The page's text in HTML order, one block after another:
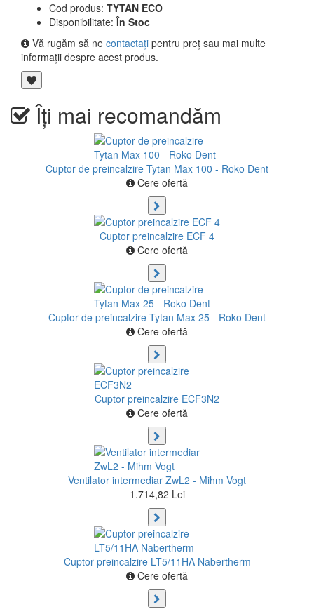
Cod produs: TYTAN ECO
Disponibilitate: În Stoc
Vă rugăm să ne contactați pentru preț sau mai multe
informații despre acest produs.
Îți mai recomandăm
Cuptor de preincalzire Tytan Max 100 - Roko Dent
Cere ofertă
Cuptor preincalzire ECF 4
Cere ofertă
Cuptor de preincalzire Tytan Max 25 - Roko Dent
Cere ofertă
Cuptor preincalzire ECF3N2
Cere ofertă
Ventilator intermediar ZwL2 - Mihm Vogt
1.714,82 Lei
Cuptor preincalzire LT5/11HA Nabertherm
Cere ofertă